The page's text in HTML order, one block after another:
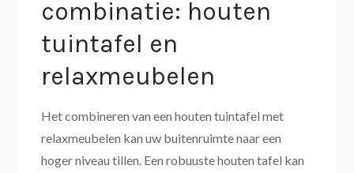
combinatie: houten
tuintafel en
relaxmeubelen
Het combineren van een houten tuintafel met
relaxmeubelen kan uw buitenruimte naar een
hoger niveau tillen. Een robuuste houten tafel kan